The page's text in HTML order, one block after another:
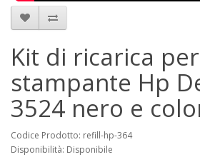
Kit di ricarica per
stampante Hp
3524 nero e
Codice Prodotto: refill-hp-364
Disponibilità: Disponibile